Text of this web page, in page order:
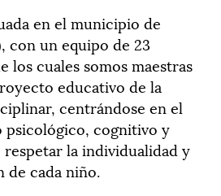
en el municipio de
con un equipo de 23
los cuales somos maestras
educativo de la
centrándose en el
psicológico, cognitivo y
respetar la individualidad y
cada niño.